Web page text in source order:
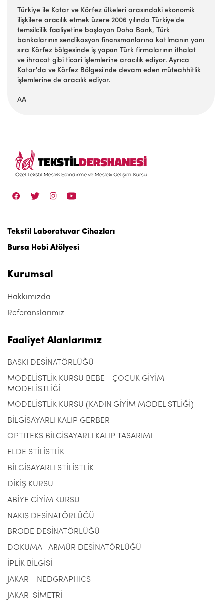
Türkiye ile Katar ve Körfez ülkeleri arasındaki ekonomik
ilişkilere aracılık etmek üzere 2006 yılında Türkiye'de
temsilcilik faaliyetine başlayan Doha Bank, Türk
bankalarının sendikasyon finansmanlarına katılmanın yanı
sıra Körfez bölgesinde iş yapan Türk firmalarının ithalat
ve ihracat gibi ticari işlemlerine aracılık ediyor. Ayrıca
Katar'da ve Körfez Bölgesi'nde devam eden müteahhitlik
işlemlerine de aracılık ediyor.
AA
Tekstil Laboratuvar Cihazları
Bursa Hobi Atölyesi
Kurumsal
Hakkımızda
Referanslarımız
Faaliyet Alanlarımız
BASKI DESİNATÖRLÜĞÜ
MODELİSTLİK KURSU BEBE - ÇOCUK GİYİM
MODELİSTLİĞİ
MODELİSTLİK KURSU (KADIN GİYİM MODELİSTLİĞİ)
BİLGİSAYARLI KALIP GERBER
OPTITEKS BİLGİSAYARLI KALIP TASARIMI
ELDE STİLİSTLİK
BİLGİSAYARLI STİLİSTLİK
DİKİŞ KURSU
ABİYE GİYİM KURSU
NAKIŞ DESİNATÖRLÜĞÜ
BRODE DESİNATÖRLÜĞÜ
DOKUMA- ARMÜR DESİNATÖRLÜĞÜ
İPLİK BİLGİSİ
JAKAR - NEDGRAPHICS
JAKAR-SİMETRİ